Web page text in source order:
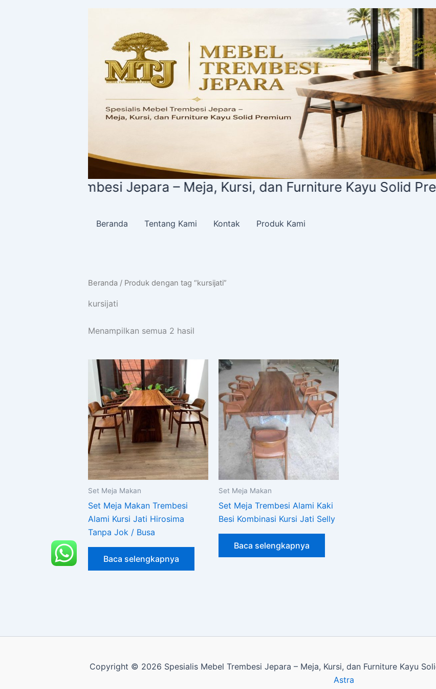
Trembesi Jepara – Meja, Kursi, dan Furniture Kayu Solid Premium
Beranda Tentang Kami Kontak Produk Kami
Beranda / Produk dengan tag “kursijati”
kursijati
Menampilkan semua 2 hasil
Set Meja Makan
Set Meja Makan Trembesi
Alami Kursi Jati Hirosima
Tanpa Jok / Busa
Baca selengkapnya
Set Meja Makan
Set Meja Trembesi Alami Kaki
Besi Kombinasi Kursi Jati Selly
Baca selengkapnya
Copyright © 2026 Spesialis Mebel Trembesi Jepara – Meja, Kursi, dan Furniture Kayu
Astra